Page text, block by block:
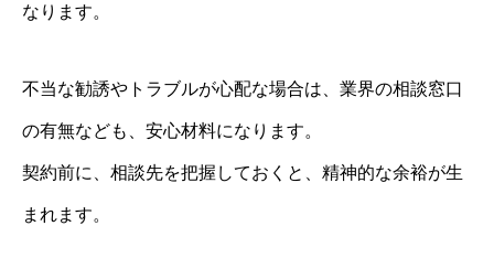
なります。
不当な勧誘やトラブルが心配な場合は、業界の相談窓口
の有無なども、安心材料になります。
契約前に、相談先を把握しておくと、精神的な余裕が生
まれます。